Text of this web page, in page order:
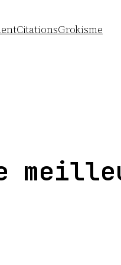
CitationsGrokisme